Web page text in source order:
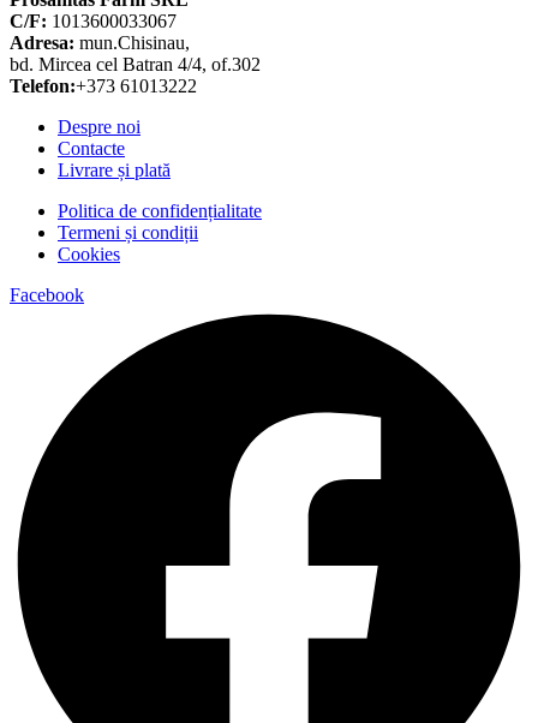
C/F: 1013600033067
Adresa: mun.Chisinau,
bd. Mircea cel Batran 4/4, of.302
Telefon:+373 61013222
Despre noi
Contacte
Livrare și plată
Politica de confidențialitate
Termeni și condiții
Cookies
Facebook